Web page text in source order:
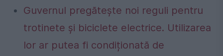
Guvernul pregătește noi reguli pentru
trotinete și biciclete electrice. Utilizarea
lor ar putea fi condiționată de